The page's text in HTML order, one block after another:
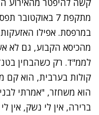
קשה להיפטר מהאירוע
מתקפת 7
במרפסת. אפילו האזעקות
מהכיסא הקבוע, גם לא
לממ"ד. רק כשהבחין
קולות בערבית, הוא קם
הוא משחזר, "אמרתי
ברירה, אין לי נשק, אין